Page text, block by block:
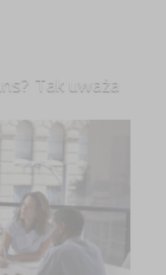
Tak uważa